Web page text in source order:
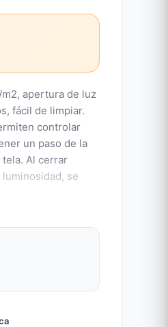
m2, apertura de luz
fácil de limpiar.
controlar
un paso de la
tela. Al cerrar
se